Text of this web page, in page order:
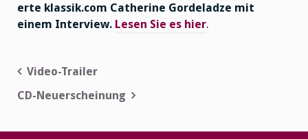
erte klassik.com Catherine Gordeladze mit
einem Interview. Lesen Sie es hier.
Beitragsnavigation
Video-Trailer
CD-Neuerscheinung